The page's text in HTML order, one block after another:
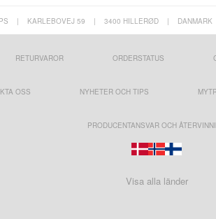
| KARLEBOVEJ 59 | 3400 HILLERØD | DANMARK
RETURVAROR ORDERSTATUS
OSS NYHETER OCH TIPS
PRODUCENTANSVAR OCH
Visa alla länder